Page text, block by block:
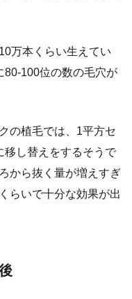
万本くらい生えてい
80-100位の数の毛穴が
の植毛では、1平方セ
移し替えをするそうで
から抜く量が増えすぎ
らいで十分な効果が出